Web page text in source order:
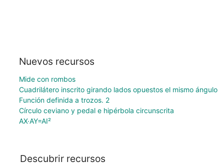
Nuevos recursos
Mide con rombos
Cuadrilátero inscrito girando lados opuestos el mismo ángulo
Función definida a trozos. 2
Círculo ceviano y pedal e hipérbola circunscrita
AX·AY=AI²
Descubrir recursos